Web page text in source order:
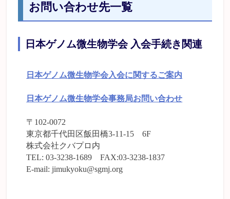
お問い合わせ先一覧
日本ゲノム微生物学会 入会手続き関連
日本ゲノム微生物学会入会に関するご案内
日本ゲノム微生物学会事務局お問い合わせ
〒102-0072
東京都千代田区飯田橋3-11-15 6F
株式会社クバプロ内
TEL: 03-3238-1689 FAX:03-3238-1837
E-mail: jimukyoku@sgmj.org